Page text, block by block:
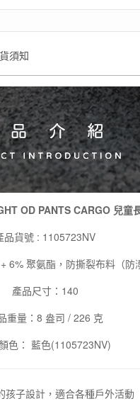
須知
OD PANTS CARGO 兒童
品貨號 : 1105723NV
6% 聚氨酯，防撕裂布料（防
產品尺寸：140
重量：8 盎司 / 226 克
色： 藍色(1105723NV)
孩子設計，適合各種戶外活動